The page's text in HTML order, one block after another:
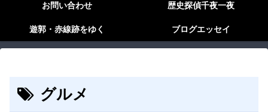
お問い合わせ 歴史探偵千夜一夜
遊郭・赤線跡をゆく ブログエッセイ
グルメ